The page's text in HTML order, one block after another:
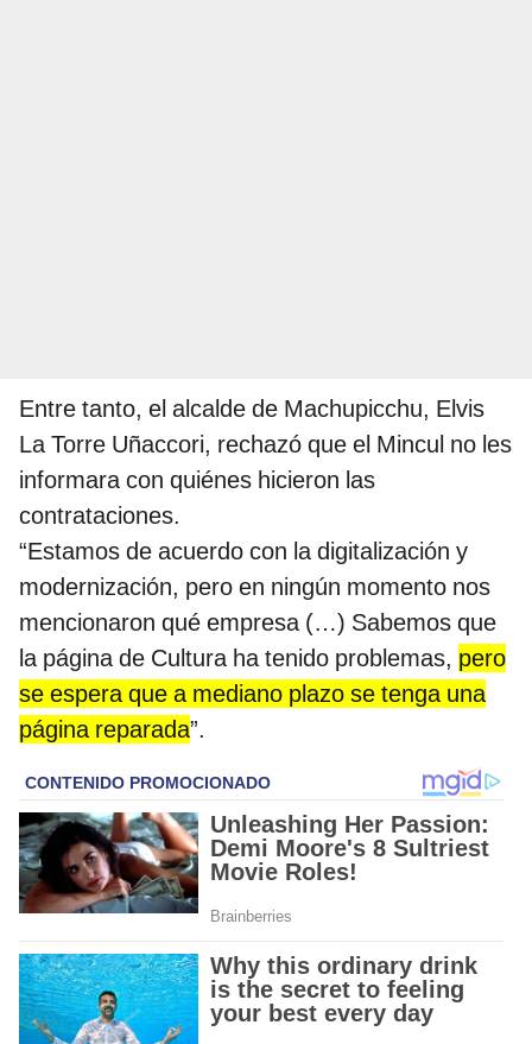
Entre tanto, el alcalde de Machupicchu, Elvis
La Torre Uñaccori, rechazó que el Mincul no les
informara con quiénes hicieron las
contrataciones.
“Estamos de acuerdo con la digitalización y
modernización, pero en ningún momento nos
mencionaron qué empresa (…) Sabemos que
la página de Cultura ha tenido problemas, pero
se espera que a mediano plazo se tenga una
página reparada”.